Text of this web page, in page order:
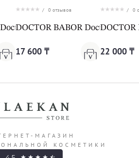
Babor Microbiomic Moisture
/ 0 отзывов
DOCTOR BABOR Doctor
17 600 ₸
/ 0
DOCTOR
22 000 ₸
МАГАЗИН
КОСМЕТИКИ